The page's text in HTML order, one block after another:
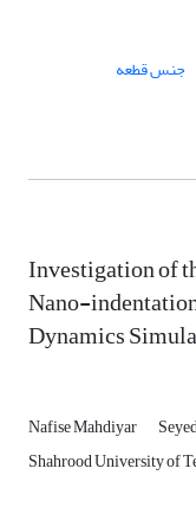
جنس قطعه
Investigation of
Nano-
Dynamics
Nafise Mahdiyar
Shahrood University of